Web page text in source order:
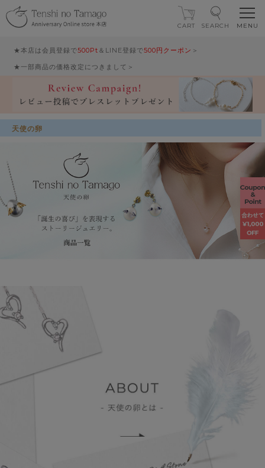
★本店は会員登録で500Pt ＆LINE登録で500円クーポン ＞
★一部商品の価格改定につきまして＞
CART SEARCH
天使の卵